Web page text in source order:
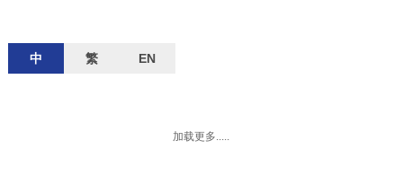
中 繁 EN
加载更多.....